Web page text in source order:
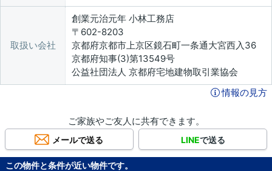
取扱い会社
創業元治元年 小林工務店
〒602-8203
京都府京都市上京区鏡石町一条通大宮西入36
京都府知事(3)第13549号
公益社団法人 京都府宅地建物取引業協会
情報の見方
ご家族やご友人に共有できます。
メールで送る LINEで送る
この物件と条件が近い物件です。